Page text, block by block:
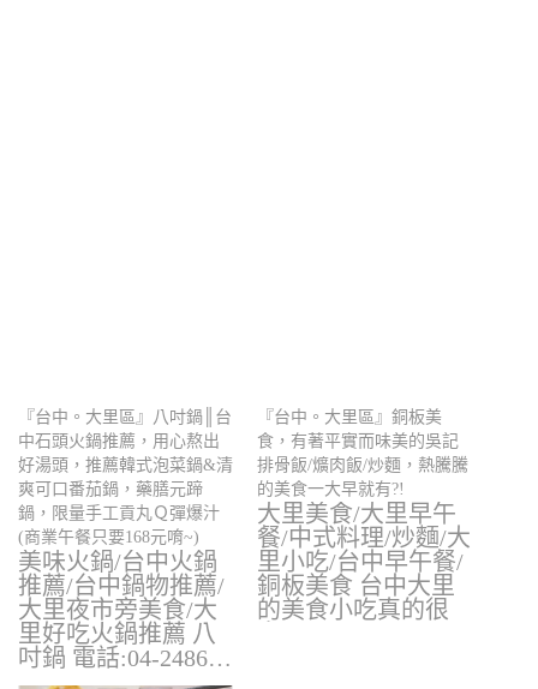
『台中。大里區』八吋鍋║台
中石頭火鍋推薦，用心熬出
好湯頭，推薦韓式泡菜鍋&清
爽可口番茄鍋，藥膳元蹄
鍋，限量手工貢丸Ｑ彈爆汁
(商業午餐只要168元唷~)
美味火鍋/台中火鍋
推薦/台中鍋物推薦/
大里夜市旁美食/大
里好吃火鍋推薦 八
吋鍋 電話:04-2486…
『台中。大里區』銅板美
食，有著平實而味美的吳記
排骨飯/爌肉飯/炒麵，熱騰騰
的美食一大早就有?!
大里美食/大里早午
餐/中式料理/炒麵/大
里小吃/台中早午餐/
銅板美食 台中大里
的美食小吃真的很